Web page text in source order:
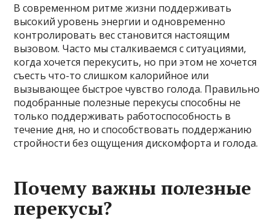
В современном ритме жизни поддерживать
высокий уровень энергии и одновременно
контролировать вес становится настоящим
вызовом. Часто мы сталкиваемся с ситуациями,
когда хочется перекусить, но при этом не хочется
съесть что-то слишком калорийное или
вызывающее быстрое чувство голода. Правильно
подобранные полезные перекусы способны не
только поддерживать работоспособность в
течение дня, но и способствовать поддержанию
стройности без ощущения дискомфорта и голода.
Почему важны полезные
перекусы?